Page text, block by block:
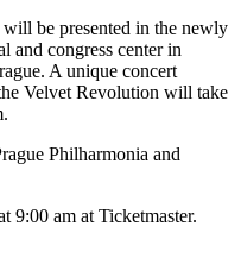
be presented in the newly
and congress center in
A unique concert
Velvet Revolution will take
Philharmonia and
9:00 am at Ticketmaster.